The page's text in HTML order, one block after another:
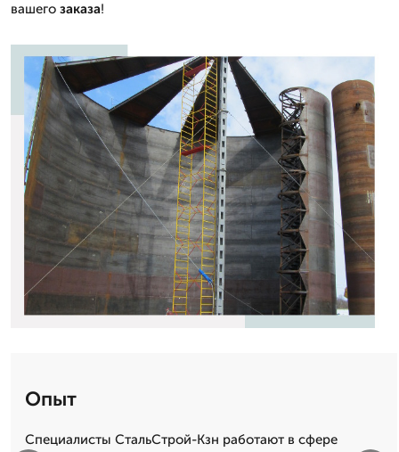
вашего заказа!
Опыт
Специалисты СтальСтрой-Кзн работают в сфере